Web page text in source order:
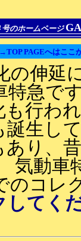
号のホームページ
→TOP PAGEへはここ
の伸延
特急で
行わ
誕生し
あり、
気動車
のコレ
してく